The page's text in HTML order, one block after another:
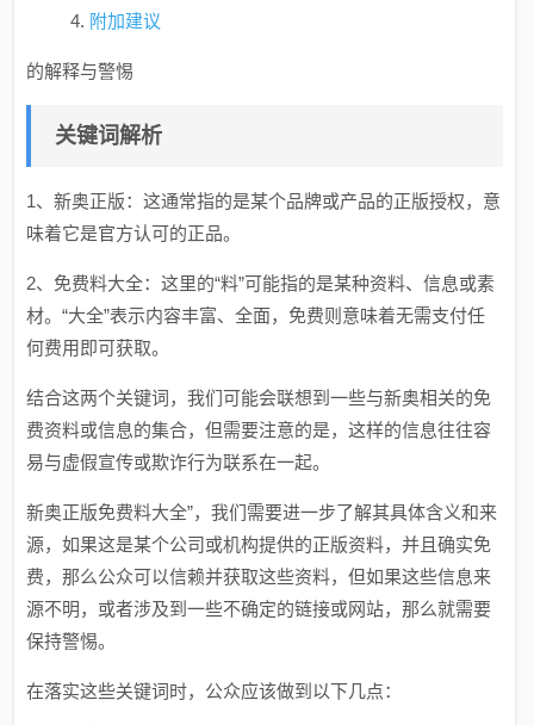
附加建议
的解释与警惕
关键词解析
1、新奥正版：这通常指的是某个品牌或产品的正版授权，意
味着它是官方认可的正品。
2、免费料大全：这里的“料”可能指的是某种资料、信息或素
材。“大全”表示内容丰富、全面，免费则意味着无需支付任
何费用即可获取。
结合这两个关键词，我们可能会联想到一些与新奥相关的免
费资料或信息的集合，但需要注意的是，这样的信息往往容
易与虚假宣传或欺诈行为联系在一起。
新奥正版免费料大全”，我们需要进一步了解其具体含义和来
源，如果这是某个公司或机构提供的正版资料，并且确实免
费，那么公众可以信赖并获取这些资料，但如果这些信息来
源不明，或者涉及到一些不确定的链接或网站，那么就需要
保持警惕。
在落实这些关键词时，公众应该做到以下几点：